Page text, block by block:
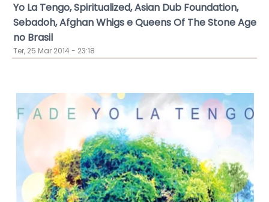
Yo La Tengo, Spiritualized, Asian Dub Foundation,
Sebadoh, Afghan Whigs e Queens Of The Stone Age
no Brasil
Ter, 25 Mar 2014 - 23:18